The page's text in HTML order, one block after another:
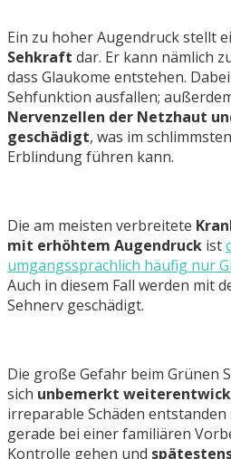
Ein zu hoher Augendruck stellt
Sehkraft dar. Er kann nämlich
dass Glaukome entstehen.
Sehfunktion ausfallen;
Nervenzellen der Netzhaut
geschädigt, was im
Erblindung führen kann.
Die am meisten verbreitete
mit erhöhtem Augendruck ist
umgangssprachlich häufig nur
Auch in diesem Fall werden mit
Sehnerv geschädigt.
Die große Gefahr beim Grünen
sich unbemerkt
irreparable Schäden
gerade bei einer familiären
Kontrolle gehen und